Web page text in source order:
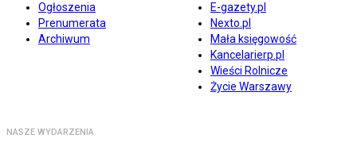
Ogłoszenia
Prenumerata
Archiwum
E-gazety.pl
Nexto.pl
Mała księgowość
Kancelarierp.pl
Wieści Rolnicze
Życie Warszawy
NASZE WYDARZENIA